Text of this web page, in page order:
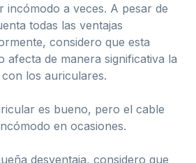
incómodo a veces. A pesar de
todas las ventajas
considero que esta
afecta de manera significativa la
los auriculares.
es bueno, pero el cable
en ocasiones.
desventaja, considero que